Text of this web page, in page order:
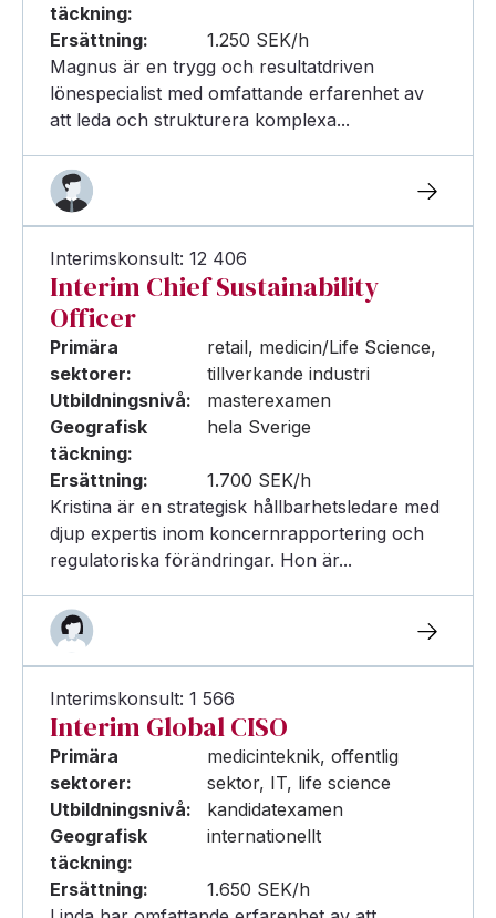
täckning:
Ersättning:
1.250 SEK/h
Magnus är en trygg och resultatdriven
lönespecialist med omfattande erfarenhet av
att leda och strukturera komplexa...
Interimskonsult: 12 406
Interim Chief Sustainability
Officer
Primära
sektorer:
retail, medicin/Life Science,
tillverkande industri
Utbildningsnivå:
masterexamen
Geografisk
täckning:
hela Sverige
Ersättning:
1.700 SEK/h
Kristina är en strategisk hållbarhetsledare med
djup expertis inom koncernrapportering och
regulatoriska förändringar. Hon är...
Interimskonsult: 1 566
Interim Global CISO
Primära
sektorer:
medicinteknik, offentlig
sektor, IT, life science
Utbildningsnivå:
kandidatexamen
Geografisk
täckning:
internationellt
Ersättning:
1.650 SEK/h